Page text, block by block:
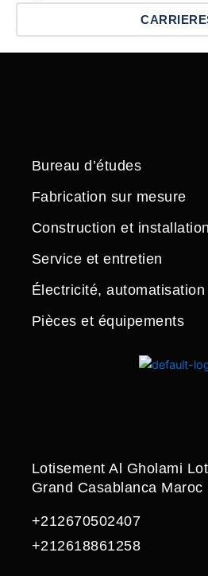
Bureau d’études
Fabrication sur mesure
Construction et installation
Service et entretien
Électricité,
Pièces et équipements
Lotisement Al Gholami
Grand Casablanca Maroc
+212670502407
+212618861258